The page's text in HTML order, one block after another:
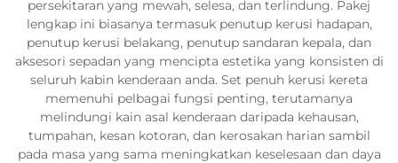
persekitaran yang mewah, selesa, dan terlindung. Pakej
lengkap ini biasanya termasuk penutup kerusi hadapan,
penutup kerusi belakang, penutup sandaran kepala, dan
aksesori sepadan yang mencipta estetika yang konsisten di
seluruh kabin kenderaan anda. Set penuh kerusi kereta
memenuhi pelbagai fungsi penting, terutamanya
melindungi kain asal kenderaan daripada kehausan,
tumpahan, kesan kotoran, dan kerosakan harian sambil
pada masa yang sama meningkatkan keselesaan dan daya